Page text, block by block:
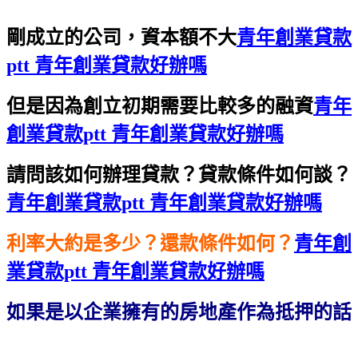
剛成立的公司，資本額不大青年創業貸款
ptt 青年創業貸款好辦嗎
但是因為創立初期需要比較多的融資青年
創業貸款ptt 青年創業貸款好辦嗎
請問該如何辦理貸款？貸款條件如何談？
青年創業貸款ptt 青年創業貸款好辦嗎
利率大約是多少？還款條件如何？ 青年創
業貸款ptt 青年創業貸款好辦嗎
如果是以企業擁有的房地產作為抵押的話